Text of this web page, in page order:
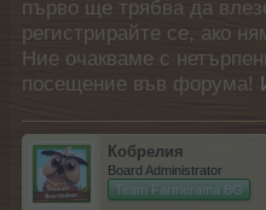
първо ще трябва да
регистрирайте се, ако
Ние очакваме с
посещение във форума!
Кобрелия
Board Administrator
Team Farmerama BG